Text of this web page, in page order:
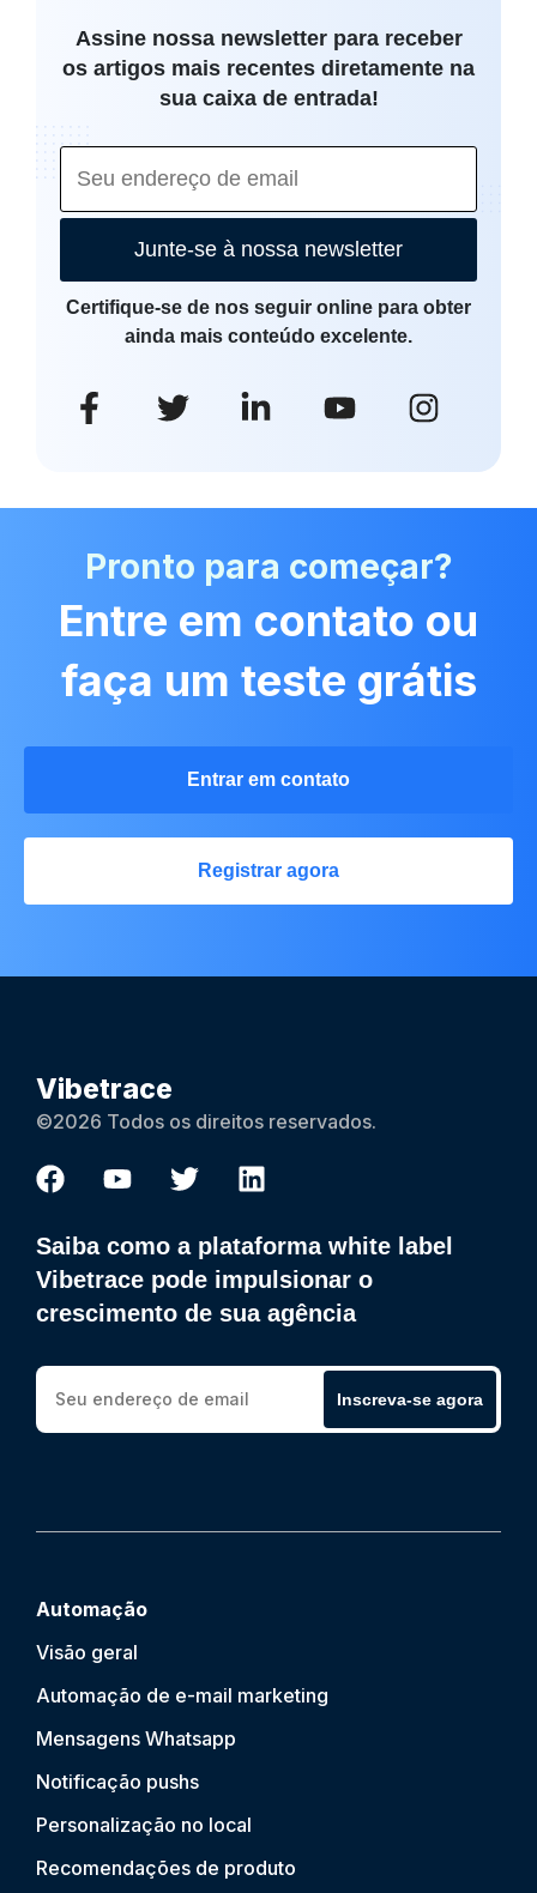
Assine nossa newsletter para receber
os artigos mais recentes diretamente na
sua caixa de entrada!
Junte-se à nossa newsletter
Certifique-se de nos seguir online para obter
ainda mais conteúdo excelente.
Pronto para começar?
Entre em contato ou
faça um teste grátis
Entrar em contato
Registrar agora
Vibetrace
©2026 Todos os direitos reservados.
Saiba como a plataforma white label
Vibetrace pode impulsionar o
crescimento de sua agência
Inscreva-se agora
Automação
Visão geral
Automação de e-mail marketing
Mensagens Whatsapp
Notificação pushs
Personalização no local
Recomendações de produto